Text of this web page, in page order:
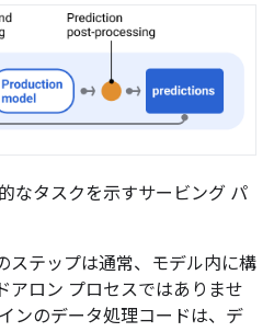
なタスクを示すサービング パ
ステップは通常、モデル内に構
アロン プロセスではありませ
ンのデータ処理コードは、デ